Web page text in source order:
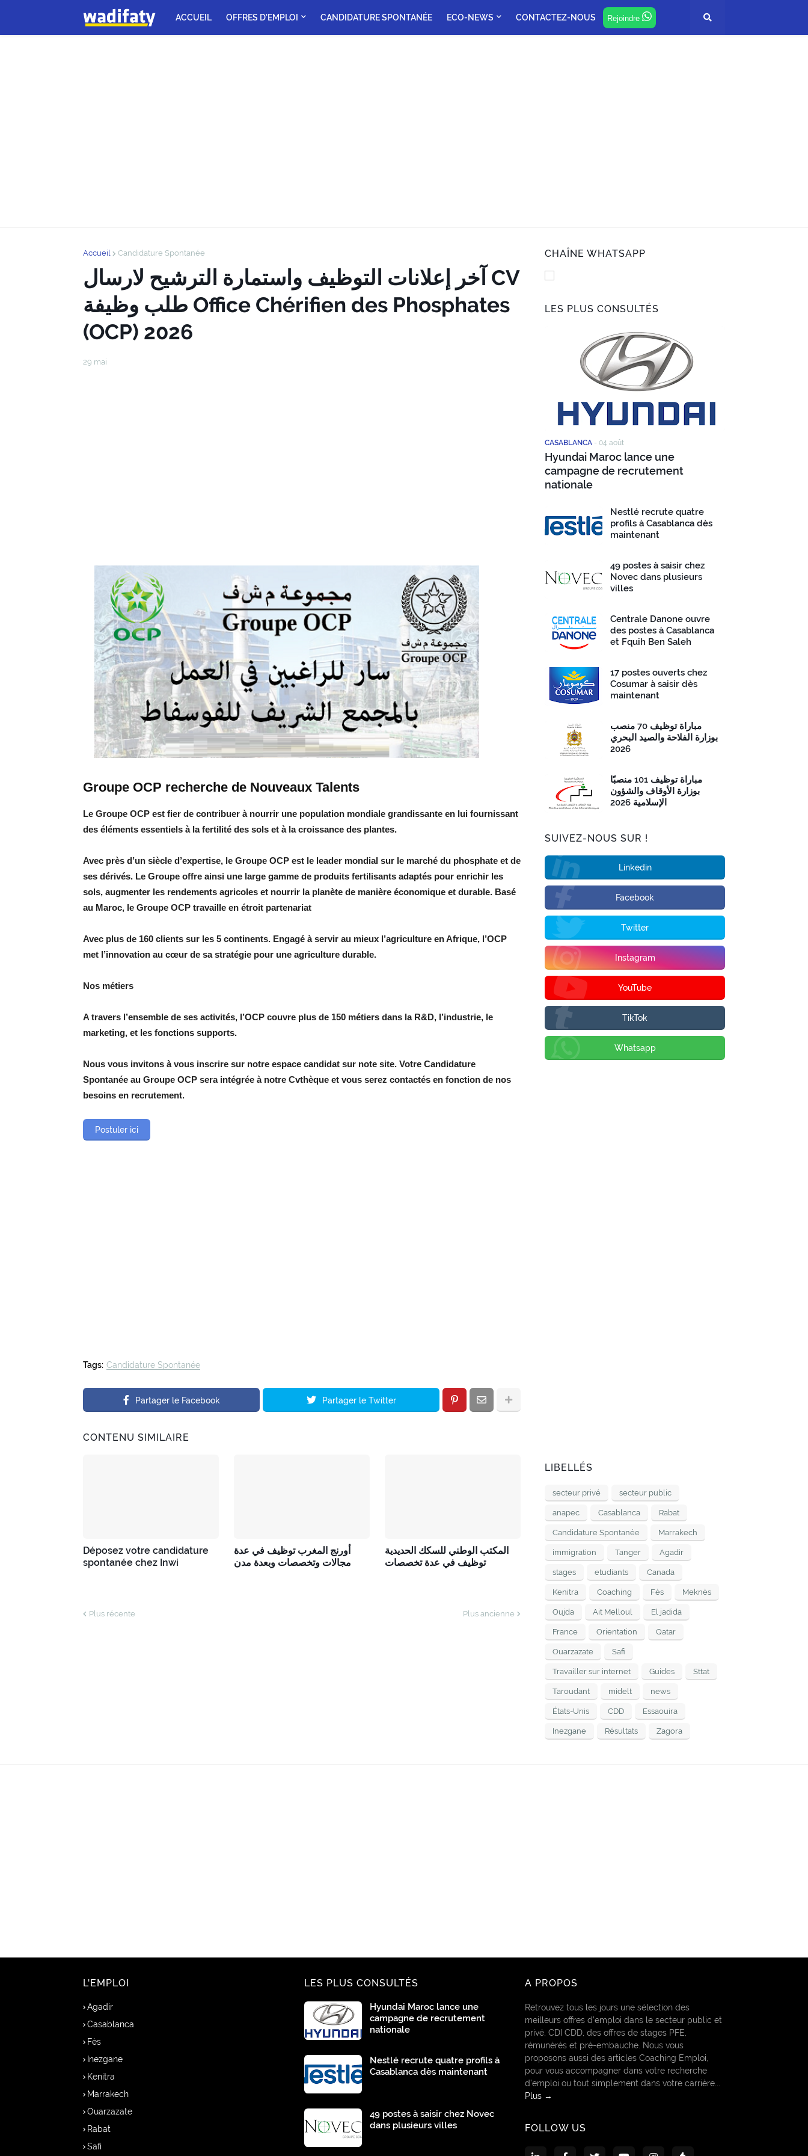
ACCUEIL OFFRES D'EMPLOI CANDIDATURE SPONTANÉE ECO-NEWS CONTACTEZ-NOUS Rejoindre
Accueil Candidature Spontanée
آخر إعلانات التوظيف واستمارة الترشيح لارسال CV
طلب وظيفة Office Chérifien des Phosphates
(OCP) 2026
29 mai
Groupe OCP recherche de Nouveaux Talents
Le Groupe OCP est fier de contribuer à nourrir une population mondiale grandissante en lui fournissant
des éléments essentiels à la fertilité des sols et à la croissance des plantes.
Avec près d’un siècle d’expertise, le Groupe OCP est le leader mondial sur le marché du phosphate et de
ses dérivés. Le Groupe offre ainsi une large gamme de produits fertilisants adaptés pour enrichir les
sols, augmenter les rendements agricoles et nourrir la planète de manière économique et durable. Basé
au Maroc, le Groupe OCP travaille en étroit partenariat
Avec plus de 160 clients sur les 5 continents. Engagé à servir au mieux l’agriculture en Afrique, l’OCP
met l’innovation au cœur de sa stratégie pour une agriculture durable.
Nos métiers
A travers l’ensemble de ses activités, l’OCP couvre plus de 150 métiers dans la R&D, l’industrie, le
marketing, et les fonctions supports.
Nous vous invitons à vous inscrire sur notre espace candidat sur note site. Votre Candidature
Spontanée au Groupe OCP sera intégrée à notre Cvthèque et vous serez contactés en fonction de nos
besoins en recrutement.
Postuler ici
Tags: Candidature Spontanée
Partager le Facebook Partager le Twitter
CONTENU SIMILAIRE
Déposez votre candidature
spontanée chez Inwi
أورنج المغرب توظيف في عدة
مجالات وتخصصات وبعدة مدن
المكتب الوطني للسكك الحديدية
توظيف في عدة تخصصات
Plus récente Plus ancienne
CHAÎNE WHATSAPP
LES PLUS CONSULTÉS
CASABLANCA - 04 août
Hyundai Maroc lance une
campagne de recrutement
nationale
Nestlé recrute quatre
profils à Casablanca dès
maintenant
49 postes à saisir chez
Novec dans plusieurs
villes
Centrale Danone ouvre
des postes à Casablanca
et Fquih Ben Saleh
17 postes ouverts chez
Cosumar à saisir dès
maintenant
مباراة توظيف 70 منصب
بوزارة الفلاحة والصيد البحري
2026
مباراة توظيف 101 منصبًا
بوزارة الأوقاف والشؤون
الإسلامية 2026
SUIVEZ-NOUS SUR !
Linkedin
Facebook
Twitter
Instagram
YouTube
TikTok
Whatsapp
LIBELLÉS
secteur privé secteur public
anapec Casablanca Rabat
Candidature Spontanée Marrakech
immigration Tanger Agadir
stages etudiants Canada
Kenitra Coaching Fès Meknès
Oujda Ait Melloul El jadida
France Orientation Qatar
Ouarzazate Safi
Travailler sur internet Guides Sttat
Taroudant midelt news
États-Unis CDD Essaouira
Inezgane Résultats Zagora
L'EMPLOI
Agadir
Casablanca
Fès
Inezgane
Kenitra
Marrakech
Ouarzazate
Rabat
Safi
LES PLUS CONSULTÉS
Hyundai Maroc lance une
campagne de recrutement
nationale
Nestlé recrute quatre profils à
Casablanca dès maintenant
49 postes à saisir chez Novec
dans plusieurs villes
A PROPOS
Retrouvez tous les jours une sélection des
meilleurs offres d’emploi dans le secteur public et
privé, CDI CDD, des offres de stages PFE,
rémunérés et pré-embauche. Nous vous
proposons aussi des articles Coaching Emploi,
pour vous accompagner dans votre recherche
d’emploi ou tout simplement dans votre carrière...
Plus →
FOLLOW US